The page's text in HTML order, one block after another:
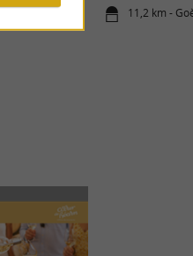
11,2 km -